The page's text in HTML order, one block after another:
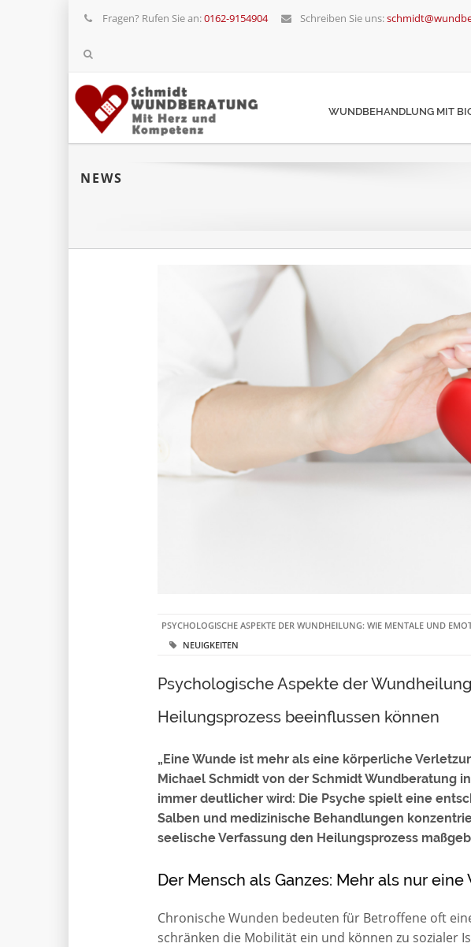
Fragen? Rufen Sie an:0162-9154904 Schreiben Sie uns:
WUNDBEHANDLUNG MIT
NEWS
PSYCHOLOGISCHE ASPEKTE DER WUNDHEILUNG: WIE MENTALE UND
NEUIGKEITEN
Psychologische Aspekte der
Heilungsprozess beeinflussen können
„Eine Wunde ist mehr als eine körperliche
Michael Schmidt von der Schmidt Wundberatung
immer deutlicher wird: Die Psyche spielt eine
Salben und medizinische Behandlungen
seelische Verfassung den Heilungsprozess
Der Mensch als Ganzes: Mehr als nur eine
Chronische Wunden bedeuten für Betroffene oft
schränken die Mobilität ein und können zu sozialer